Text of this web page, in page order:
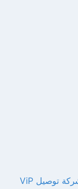
شركة توصيل في جدة خدمات عائلية :شركة توصيل ViP